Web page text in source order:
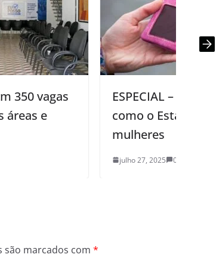
– Violência patrimonial:
o Estado da Paraíba ajuda as
são marcados com *